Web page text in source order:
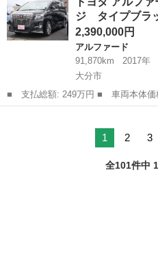
名： Ｚ 左右独立ムーンルーフ
タエアロ ...
ジ タイプブラ
2,390,000円
アルファード
91,870km
2017年
大分市
■ 支払総額: 249万円 ■ 車両本体価格： 2,390,000 円 ■ メーカー
名： トヨタ ■ 車種名： アルフ
1 2 3
全101件中